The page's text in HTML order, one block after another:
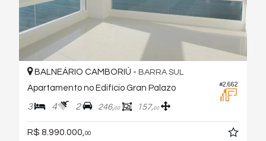
#2.662
BALNEÁRIO CAMBORIÚ - BARRA SUL
Apartamento no Edifício Gran Palazo
3 4 2 246,00 157,00
R$ 8.990.000, 00